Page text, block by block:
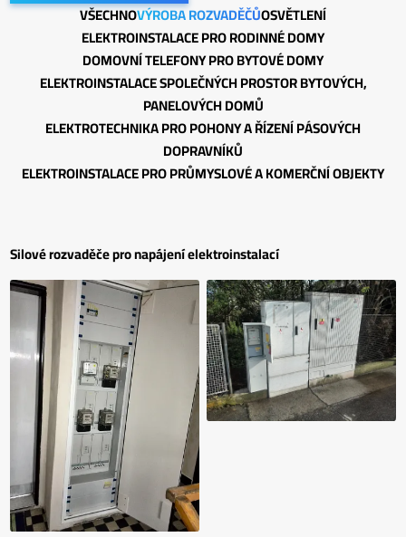
VŠECHNOVÝROBA ROZVADĚČŮOSVĚTLENÍ
ELEKTROINSTALACE PRO RODINNÉ DOMY
DOMOVNÍ TELEFONY PRO BYTOVÉ DOMY
ELEKTROINSTALACE SPOLEČNÝCH PROSTOR BYTOVÝCH,
PANELOVÝCH DOMŮ
ELEKTROTECHNIKA PRO POHONY A ŘÍZENÍ PÁSOVÝCH
DOPRAVNÍKŮ
ELEKTROINSTALACE PRO PRŮMYSLOVÉ A KOMERČNÍ OBJEKTY
Silové rozvaděče pro napájení elektroinstalací